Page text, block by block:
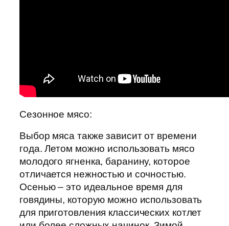
Сезонное мясо:
Выбор мяса также зависит от времени
года. Летом можно использовать мясо
молодого ягненка, баранину, которое
отличается нежностью и сочностью.
Осенью – это идеальное время для
говядины, которую можно использовать
для приготовления классических котлет